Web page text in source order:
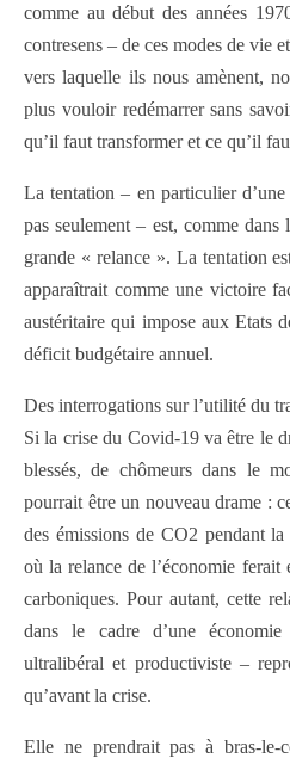
comme au début des années
contresens – de ces modes de vie
vers laquelle ils nous amènent,
plus vouloir redémarrer sans
qu’il faut transformer et ce qu’il
La tentation – en particulier
pas seulement – est, comme dans
grande « relance ». La tentation
apparaîtrait comme une victoire
austéritaire qui impose aux Etats
déficit budgétaire annuel.
Des interrogations sur l’utilité du
Si la crise du Covid-19 va être le
blessés, de chômeurs dans le
pourrait être un nouveau drame :
des émissions de CO2 pendant
où la relance de l’économie ferait
carboniques. Pour autant, cette
dans le cadre d’une
ultralibéral et productiviste –
qu’avant la crise.
Elle ne prendrait pas à bras-le-